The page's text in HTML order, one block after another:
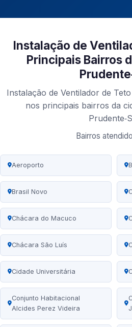
Instalação de
Principais Bairros
Instalação de Ventilador de
nos principais bairros da
Bairros
Aeroporto
Brasil Novo
Chácara do Macuco
Chácara São Luís
Cidade Universitária
Conjunto Habitacional
Alcides Perez Videira